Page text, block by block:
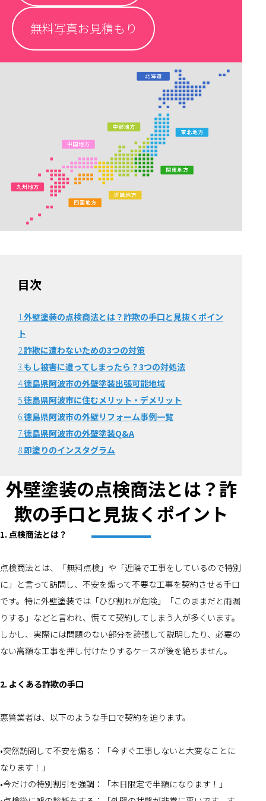
無料写真お見積もり
目次
1.外壁塗装の点検商法とは？詐欺の手口と見抜くポイン
ト
2.詐欺に遭わないための3つの対策
3.もし被害に遭ってしまったら？3つの対処法
4.徳島県阿波市の外壁塗装出張可能地域
5.徳島県阿波市に住むメリット・デメリット
6.徳島県阿波市の外壁リフォーム事例一覧
7.徳島県阿波市の外壁塗装Q&A
8.即塗りのインスタグラム
外壁塗装の点検商法とは？詐
欺の手口と見抜くポイント
1. 点検商法とは？
点検商法とは、「無料点検」や「近隣で工事をしているので特別
に」と言って訪問し、不安を煽って不要な工事を契約させる手口
です。特に外壁塗装では「ひび割れが危険」「このままだと雨漏
りする」などと言われ、慌てて契約してしまう人が多くいます。
しかし、実際には問題のない部分を誇張して説明したり、必要の
ない高額な工事を押し付けたりするケースが後を絶ちません。
2. よくある詐欺の手口
悪質業者は、以下のような手口で契約を迫ります。
•突然訪問して不安を煽る：「今すぐ工事しないと大変なことに
なります！」
•今だけの特別割引を強調：「本日限定で半額になります！」